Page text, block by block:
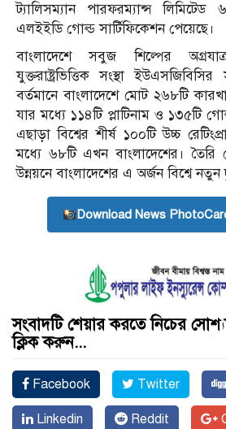
ট্যালিসম্যান পারফরম্যান্স
এলইইডি গোল্ড সার্টিফিকেশন পেয়েছে।
বাংলাদেশে সবুজ শিল্পের
যুক্তরাষ্ট্রভিত্তিক সংস্থা
বর্তমানে বাংলাদেশে মোট ২৬৮টি
যার মধ্যে ১১৪টি প্লাটিনাম ও ১৩৫টি
এছাড়া বিশ্বের শীর্ষ ১০০টি উচ্চ
মধ্যে ৬৮টি এখন বাংলাদেশের।
উন্নয়নে বাংলাদেশের এ অর্জন বিশ্বে নতুন
Download News
সংবাদটি শেয়ার করতে নিচের
ক্লিক করুন...
Facebook Twitter
Linkedin Reddit